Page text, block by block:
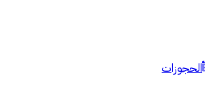
الحجوزات